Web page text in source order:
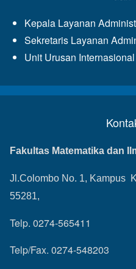
Kepala Layanan
Sekretaris Layanan
Unit Urusan
Fakultas Matematika dan
Jl.Colombo No. 1, Kampus
55281,
Telp. 0274-565411
Telp/Fax. 0274-548203